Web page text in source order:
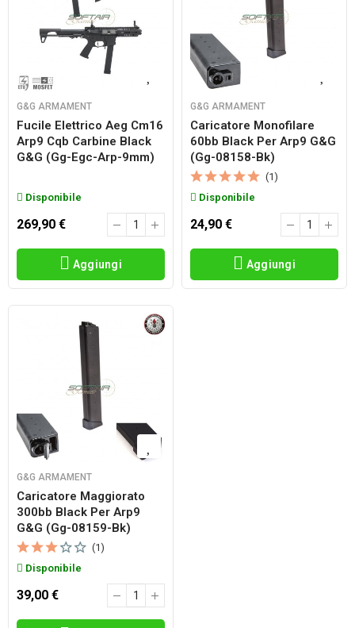
G&G ARMAMENT
Fucile Elettrico Aeg Cm16
Arp9 Cqb Carbine Black
G&g (gg-Egc-Arp-9mm)
Disponibile
269,90 €
Aggiungi
G&G ARMAMENT
Caricatore Monofilare
60bb Black Per Arp9 G&g
(gg-08158-Bk)
(1)
Disponibile
24,90 €
Aggiungi
G&G ARMAMENT
Caricatore Maggiorato
300bb Black Per Arp9
G&g (gg-08159-Bk)
(1)
Disponibile
39,00 €